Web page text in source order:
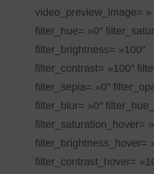
video_preview_image= »
filter_hue= »0″
filter_brightness= »100″
filter_contrast= »100″
filter_sepia= »0″
filter_blur= »0″
filter_saturation_hover=
filter_brightness_hover=
filter_contrast_hover=